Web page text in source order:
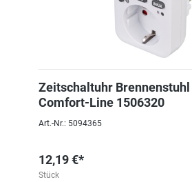
Zeitschaltuhr
Comfort-Line 1506320
Art.-Nr.: 5094365
12,19 €*
Stück